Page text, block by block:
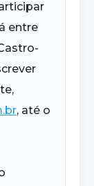
entre
, até o